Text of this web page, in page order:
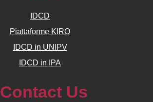
IDCD
Piattaforme KIRO
IDCD in UNIPV
IDCD in IPA
Contact Us